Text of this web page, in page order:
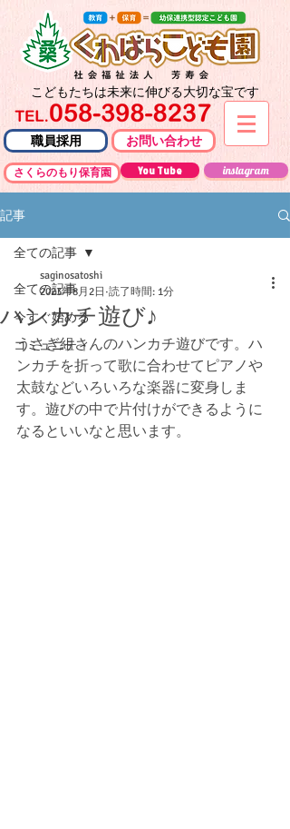
こどもたちは未来に伸びる大切な宝です
職員採用 お問い合わせ
さくらのもり保育園 You Tube instagram
記事
全ての記事
今すぐ始める
コミュニティ
全ての記事
ハンカチ遊び♪
saginosatoshi
2023年8月2日 読了時間: 1分
うさぎ組さんのハンカチ遊びです。ハ
ンカチを折って歌に合わせてピアノや
太鼓などいろいろな楽器に変身しま
す。遊びの中で片付けができるように
なるといいなと思います。